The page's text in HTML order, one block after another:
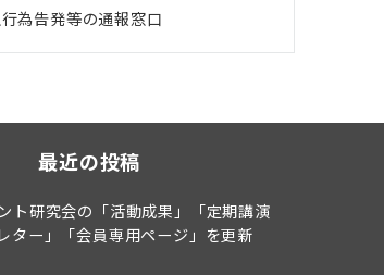
為告発等の通報窓口
最近の投稿
ト研究会の「活動成果」「定期講演
ター」「会員専用ページ」を更新